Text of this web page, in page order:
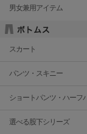
男女兼用アイテム
スカート
パンツ・スキニー
ショートパンツ・ハーフ
選べる股下シリーズ